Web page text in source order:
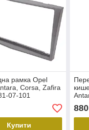
рамка Opel
Corsa, Zafira
07-101
Купити
880